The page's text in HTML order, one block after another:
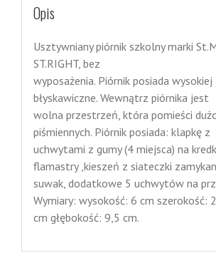
Opis
Usztywniany piórnik szkolny marki
ST.RIGHT, bez
wyposażenia. Piórnik posiada
błyskawiczne. Wewnątrz piórnika jest
wolna przestrzeń, która pomieści
piśmiennych. Piórnik posiada: klapkę z
uchwytami z gumy (4 miejsca) na
flamastry ,kieszeń z siateczki
suwak, dodatkowe 5 uchwytów na
Wymiary: wysokość: 6 cm szerokość:
cm głębokość: 9,5 cm.